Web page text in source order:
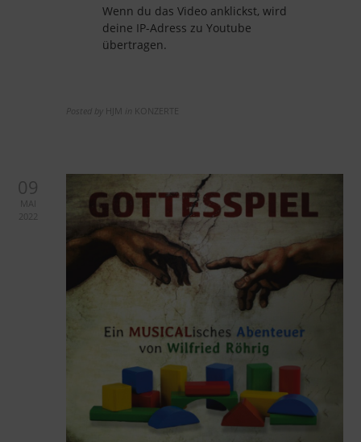
Wenn du das Video anklickst, wird
deine IP-Adress zu Youtube
übertragen.
Posted by HJM in KONZERTE
09
MAI
2022